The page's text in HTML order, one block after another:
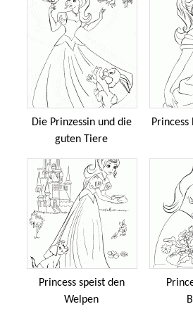
Die Prinzessin und die
guten Tiere
Princess speist den
Welpen